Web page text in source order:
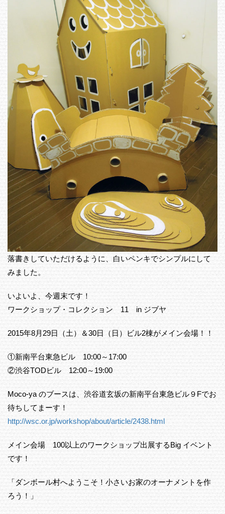
落書きしていただけるように、白いペンキでシンプルにして
みました。
いよいよ、今週末です！
ワークショップ・コレクション 11 in ジブヤ
2015年8月29日（土）＆30日（日）ビル2棟がメイン会場！！
①新南平台東急ビル 10:00～17:00
②渋谷TODビル 12:00～19:00
Moco-ya のブースは、渋谷道玄坂の新南平台東急ビル９Fでお
待ちしてまーす！
http://wsc.or.jp/workshop/about/article/2438.html
メイン会場 100以上のワークショップ出展するBig イベント
です！
「ダンボール村へようこそ！小さいお家のオーナメントを作
ろう！」